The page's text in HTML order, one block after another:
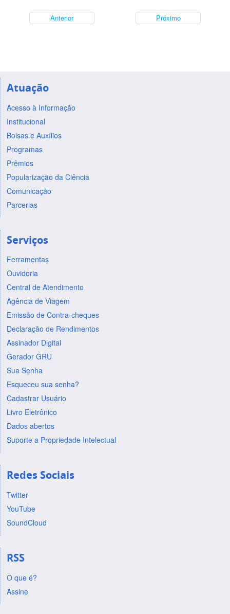
Anterior Próximo
Atuação
Acesso à Informação
Institucional
Bolsas e Auxílios
Programas
Prêmios
Popularização da Ciência
Comunicação
Parcerias
Serviços
Ferramentas
Ouvidoria
Central de Atendimento
Agência de Viagem
Emissão de Contra-cheques
Declaração de Rendimentos
Assinador Digital
Gerador GRU
Sua Senha
Esqueceu sua senha?
Cadastrar Usuário
Livro Eletrônico
Dados abertos
Suporte a Propriedade Intelectual
Redes Sociais
Twitter
YouTube
SoundCloud
RSS
O que é?
Assine